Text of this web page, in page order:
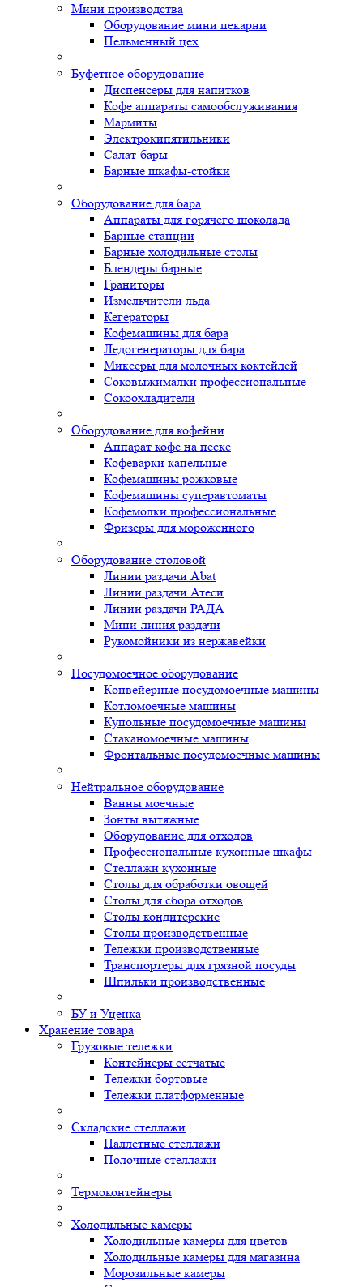
Мини производства
Оборудование мини пекарни
Пельменный цех
Буфетное оборудование
Диспенсеры для напитков
Кофе аппараты самообслуживания
Мармиты
Электрокипятильники
Cалат-бары
Барные шкафы-стойки
Оборудование для бара
Аппараты для горячего шоколада
Барные станции
Барные холодильные столы
Блендеры барные
Граниторы
Измельчители льда
Кегераторы
Кофемашины для бара
Ледогенераторы для бара
Миксеры для молочных коктейлей
Соковыжималки профессиональные
Сокоохладители
Оборудование для кофейни
Аппарат кофе на песке
Кофеварки капельные
Кофемашины рожковые
Кофемашины суперавтоматы
Кофемолки профессиональные
Фризеры для мороженного
Оборудование столовой
Линии раздачи Abat
Линии раздачи Атеси
Линии раздачи РАДА
Мини-линия раздачи
Рукомойники из нержавейки
Посудомоечное оборудование
Конвейерные посудомоечные машины
Котломоечные машины
Купольные посудомоечные машины
Стаканомоечные машины
Фронтальные посудомоечные машины
Нейтральное оборудование
Ванны моечные
Зонты вытяжные
Оборудование для отходов
Профессиональные кухонные шкафы
Стеллажи кухонные
Столы для обработки овощей
Столы для сбора отходов
Столы кондитерские
Столы производственные
Тележки производственные
Транспортеры для грязной посуды
Шпильки производственные
БУ и Уценка
Хранение товара
Грузовые тележки
Контейнеры сетчатые
Тележки бортовые
Тележки платформенные
Складские стеллажи
Паллетные стеллажи
Полочные стеллажи
Термоконтейнеры
Холодильные камеры
Холодильные камеры для цветов
Холодильные камеры для магазина
Морозильные камеры